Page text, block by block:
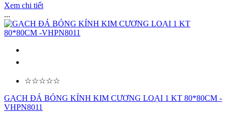
Xem chi tiết
...
☆☆☆☆☆
GẠCH ĐÁ BÓNG KÍNH KIM CƯƠNG LOẠI 1 KT 80*80CM -
VHPN8011